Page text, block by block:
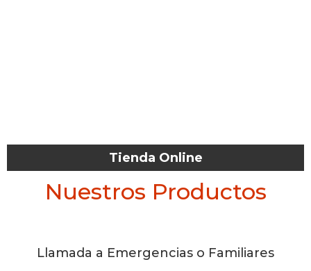
Tienda Online
Nuestros Productos
Llamada a Emergencias o Familiares